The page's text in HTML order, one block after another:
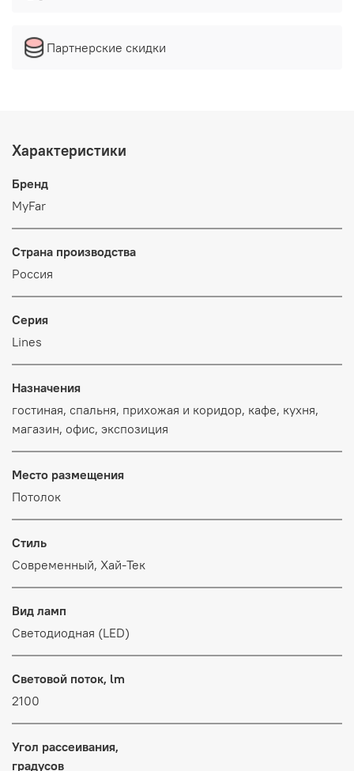
Партнерские скидки
Характеристики
Бренд
MyFar
Страна производства
Россия
Серия
Lines
Назначения
гостиная, спальня, прихожая и коридор, кафе, кухня,
магазин, офис, экспозиция
Место размещения
Потолок
Стиль
Современный, Хай-Тек
Вид ламп
Светодиодная (LED)
Световой поток, lm
2100
Угол рассеивания,
градусов